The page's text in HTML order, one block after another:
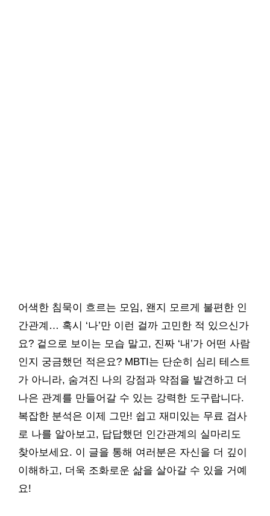
어색한 침묵이 흐르는 모임, 왠지 모르게 불편한 인
간관계… 혹시 ‘나’만 이런 걸까 고민한 적 있으신가
요? 겉으로 보이는 모습 말고, 진짜 ‘내’가 어떤 사람
인지 궁금했던 적은요? MBTI는 단순히 심리 테스트
가 아니라, 숨겨진 나의 강점과 약점을 발견하고 더
나은 관계를 만들어갈 수 있는 강력한 도구랍니다.
복잡한 분석은 이제 그만! 쉽고 재미있는 무료 검사
로 나를 알아보고, 답답했던 인간관계의 실마리도
찾아보세요. 이 글을 통해 여러분은 자신을 더 깊이
이해하고, 더욱 조화로운 삶을 살아갈 수 있을 거예
요!